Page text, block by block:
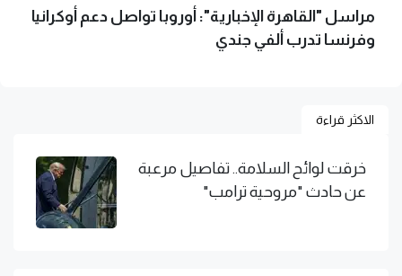
مراسل "القاهرة الإخبارية": أوروبا تواصل دعم أوكرانيا
وفرنسا تدرب ألفي جندي
الاكثر قراءة
خرقت لوائح السلامة.. تفاصيل مرعبة
عن حادث "مروحية ترامب"